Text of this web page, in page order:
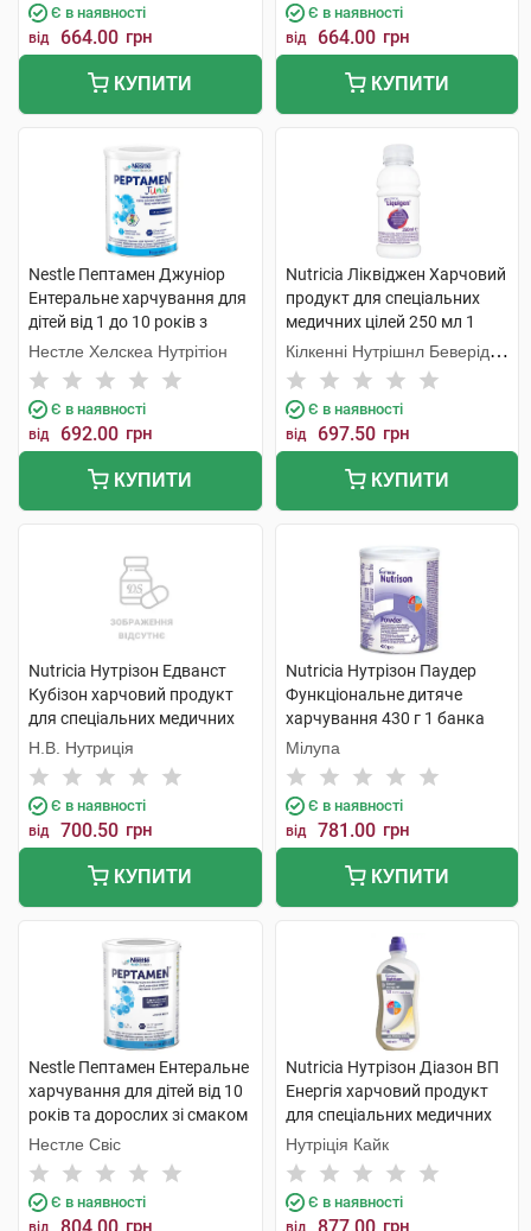
Є в наявності
від 664.00 грн
КУПИТИ
Є в наявності
від 664.00 грн
КУПИТИ
Nestle Пептамен Джуніор
Ентеральне харчування для
дітей від 1 до 10 років з
ароматом ванілі 400 г 1
банка
Нестле Хелскеа Нутрітіон
Є в наявності
від 692.00 грн
КУПИТИ
Nutricia Ліквіджен Харчовий
продукт для спеціальних
медичних цілей 250 мл 1
флакон
Кілкенні Нутрішнл Беверідж
Компані Лтд
Є в наявності
від 697.50 грн
КУПИТИ
Nutricia Нутрізон Едванст
Кубізон харчовий продукт
для спеціальних медичних
цілей 1 000 мл 1 флакон
Н.В. Нутриція
Є в наявності
від 700.50 грн
КУПИТИ
Nutricia Нутрізон Паудер
Функціональне дитяче
харчування 430 г 1 банка
Мілупа
Є в наявності
від 781.00 грн
КУПИТИ
Nestle Пептамен Ентеральне
харчування для дітей від 10
років та дорослих зі смаком
ванілі 400 г 1 банка
Нестле Свіс
Є в наявності
від грн
Nutricia Нутрізон Діазон ВП
Енергія харчовий продукт
для спеціальних медичних
цілей 1 000 мл 1 флакон
Нутріція Кайк
Є в наявності
від грн